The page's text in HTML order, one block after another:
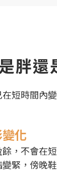
胖還
短時間內
化
，不會在
緊，傍晚